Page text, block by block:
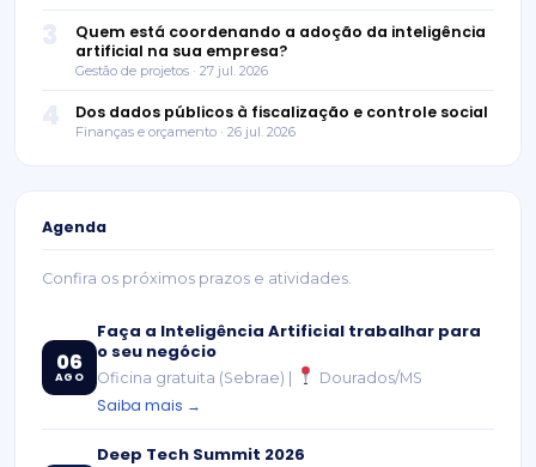
Quem está coordenando a adoção da inteligência
artificial na sua empresa?
Gestão de projetos · 27 jul. 2026
Dos dados públicos à fiscalização e controle social
Finanças e orçamento · 26 jul. 2026
Agenda
Confira os próximos prazos e atividades.
06
AGO
Faça a Inteligência Artificial trabalhar para
o seu negócio
Oficina gratuita (Sebrae) | Dourados/MS
Saiba mais →
Deep Tech Summit 2026